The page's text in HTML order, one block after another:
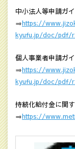
中小法人等申請ガ
⇒https://
kyufu.jp/doc/pdf/
個人事業者申請ガ
⇒https://
kyufu.jp/doc/pdf/
持続化給付金に関
⇒https://